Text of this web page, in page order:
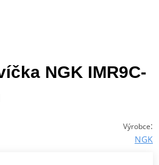
NGK IMR9C-
Výrobce:
NGK